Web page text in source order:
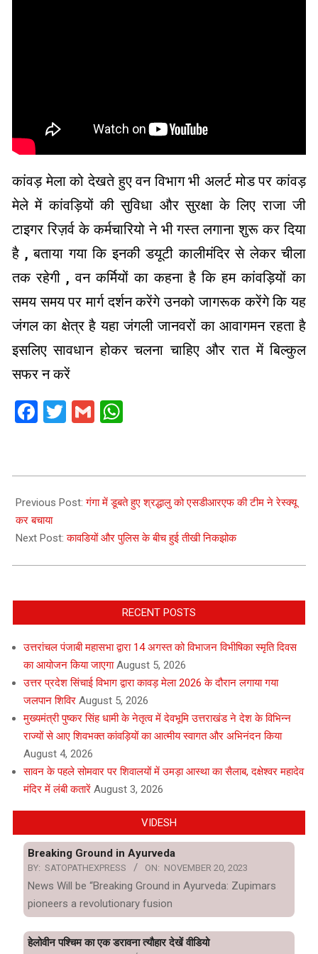
कांवड़ मेला को देखते हुए वन विभाग भी अलर्ट मोड पर कांवड़
मेले में कांवड़ियों की सुविधा और सुरक्षा के लिए राजा जी
टाइगर रिज़र्व के कर्मचारियो ने भी गस्त लगाना शुरू कर दिया
है , बताया गया कि इनकी डयूटी कालीमंदिर से लेकर चीला
तक रहेगी , वन कर्मियों का कहना है कि हम कांवड़ियों का
समय समय पर मार्ग दर्शन करेंगे उनको जागरूक करेंगे कि यह
जंगल का क्षेत्र है यहा जंगली जानवरों का आवागमन रहता है
इसलिए सावधान होकर चलना चाहिए और रात में बिल्कुल
सफर न करें
Facebook
Twitter
Gmail
07-
12
Previous Post:गंगा में डूबते हुए श्रद्धालु को एसडीआरएफ की टीम ने रेस्क्यू
कर बचाया
Next Post:कावडियों और पुलिस के बीच हुई तीखी निकझोक
RECENT POSTS
उत्तरांचल पंजाबी महासभा द्वारा 14 अगस्त को विभाजन विभीषिका स्मृति दिवस
का आयोजन किया जाएगा August 5, 2026
उत्तर प्रदेश सिंचाई विभाग द्वारा कावड़ मेला 2026 के दौरान लगाया गया
जलपान शिविर August 5, 2026
मुख्यमंत्री पुष्कर सिंह धामी के नेतृत्व में देवभूमि उत्तराखंड ने देश के विभिन्न
राज्यों से आए शिवभक्त कांवड़ियों का आत्मीय स्वागत और अभिनंदन किया
August 4, 2026
सावन के पहले सोमवार पर शिवालयों में उमड़ा आस्था का सैलाब, दक्षेश्वर महादेव
मंदिर में लंबी कतारें August 3, 2026
VIDESH
Breaking Ground in Ayurveda
BY: SATOPATHEXPRESS ON: NOVEMBER 20, 2023
News Will be “Breaking Ground in Ayurveda: Zupimars
pioneers a revolutionary fusion
हेलोवीन पश्चिम का एक डरावना त्यौहार देखें वीडियो